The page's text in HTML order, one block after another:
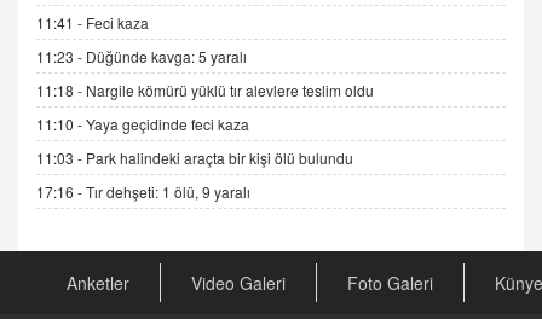
GÖNÜL MENEKŞE
Şifacının Yolu
04.11.2025 12:56
AV. RÜMEYSA ÖZKALE
Kira Uyuşmazlıklarında Dava Açmadan Önce
Arabulucuya Başvuru Şartı
CAN UĞURATEŞ
Değişen yapısıyla Suriye
11:41 - Feci kaza
11:23 - Düğünde kavga: 5 yaralı
11:18 - Nargile kömürü yüklü tır alevlere teslim oldu
11:10 -Yaya geçidinde feci kaza
11:03 - Park halindeki araçta bir kişi ölü bulundu
17:16 -Tır dehşeti: 1 ölü, 9 yaralı
Anketler Video Galeri Foto Galeri Künye